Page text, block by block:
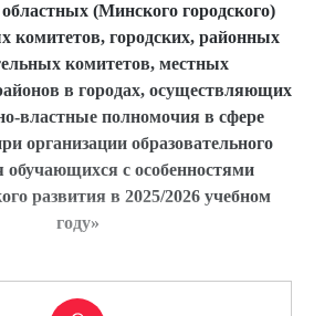
(Минского городского)
комитетов, городских, районных
комитетов, местных
в городах, осуществляющих
властные полномочия в сфере
организации образовательного
обучающихся с особенностями
развития в 2025/2026 учебном
году»